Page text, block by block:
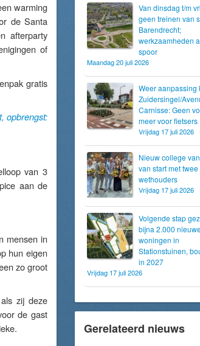
warming
de Santa
afterparty
of
gratis
opbrengst:
van 3
aan de
mensen in
hun eigen
zo groot
zij deze
de gast
Van dinsdag t/m
geen treinen van
Barendrecht;
werkzaamheden
spoor
Maandag 20 juli 2026
Weer aanpassing
Zuidersingel/
Carnisse: Geen
meer voor fietsers
Vrijdag 17 juli 2026
Nieuw college
van start met
wethouders
Vrijdag 17 juli 2026
Volgende stap
bijna 2.000
woningen in
Stationstuinen,
in 2027
Vrijdag 17 juli 2026
Gerelateerd nieuws